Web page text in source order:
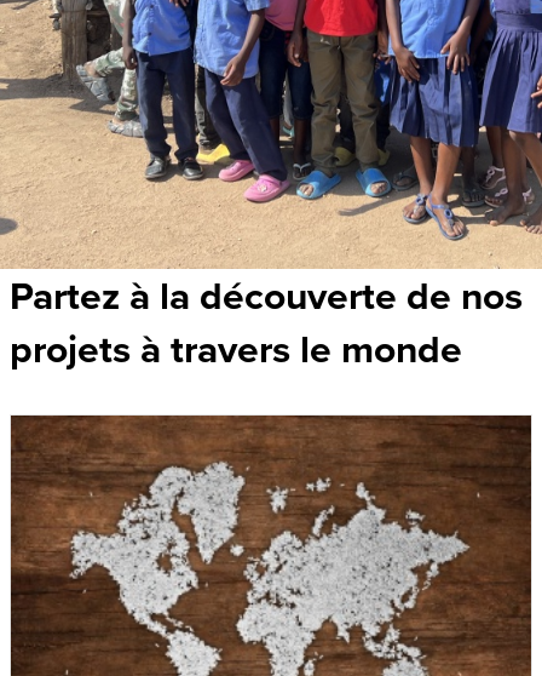
Partez à la découverte de nos
projets à travers le monde